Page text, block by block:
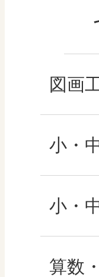
図画
小・
小・
算数